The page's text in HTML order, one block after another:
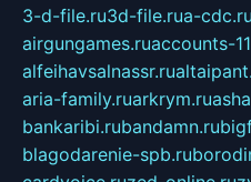
3-d-file.ru3d-file.rua-cdc.ru
airgungames.ruaccounts-
alfeihavsalnassr.ru
aria-family.ruarkrym.ru
bankaribi.rubandamn.ru
blagodarenie-spb.ru